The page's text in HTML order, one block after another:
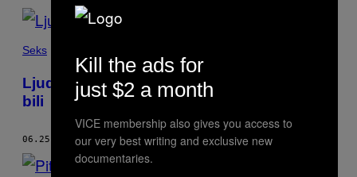
Seks
Ljudi o najboljim dejtovima na kojima su
bili
06.25.18 OD GRAHAM ISADOR
Kill the ads for
just $2 a month
VICE membership also gives you access to
our very best writing and exclusive new
documentaries.